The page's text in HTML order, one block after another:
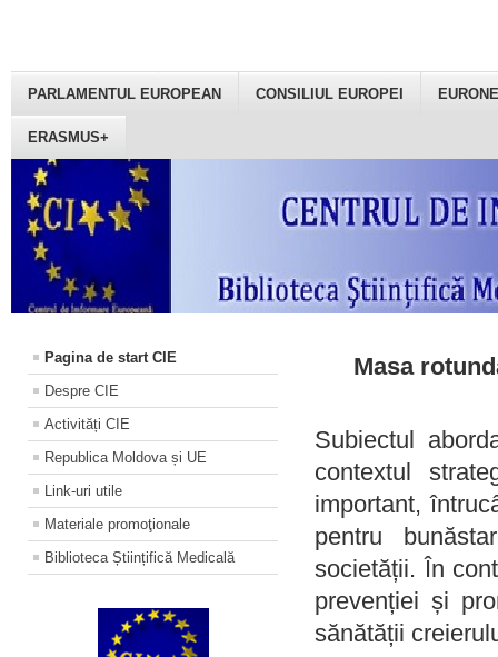
PARLAMENTUL EUROPEAN CONSILIUL EUROPEI
ERASMUS+
Pagina de start CIE
Despre CIE
Activități CIE
Republica Moldova și UE
Link-uri utile
Materiale promoţionale
Biblioteca Științifică Medicală
Masa
Subiectul
contextul
important,
pentru
societății. În
prevenției și
sănătății